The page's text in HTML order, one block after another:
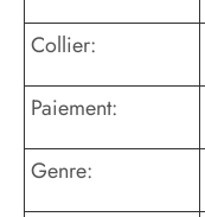
Collier:
Paiement:
Genre: